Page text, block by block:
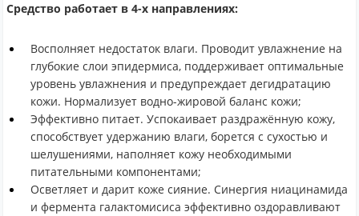
Средство работает в 4-х направлениях:
Восполняет недостаток влаги. Проводит увлажнение на
глубокие слои эпидермиса, поддерживает оптимальные
уровень увлажнения и предупреждает дегидратацию
кожи. Нормализует водно-жировой баланс кожи;
Эффективно питает. Успокаивает раздражённую кожу,
способствует удержанию влаги, борется с сухостью и
шелушениями, наполняет кожу необходимыми
питательными компонентами;
Осветляет и дарит коже сияние. Синергия ниацинамида
и фермента галактомисиса эффективно оздоравливают